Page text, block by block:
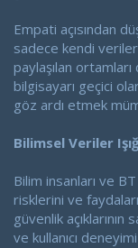
Empati açısından
sadece kendi
paylaşılan
bilgisayarı geçici
göz ardı etmek
Bilimsel Veriler
Bilim insanları ve
risklerini ve
güvenlik açıklarının
ve kullanıcı